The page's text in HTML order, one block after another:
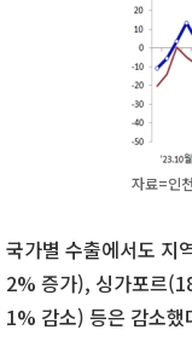
자료=인
국가별 수출에서도
2% 증가), 싱가포르
1% 감소) 등은 감소했